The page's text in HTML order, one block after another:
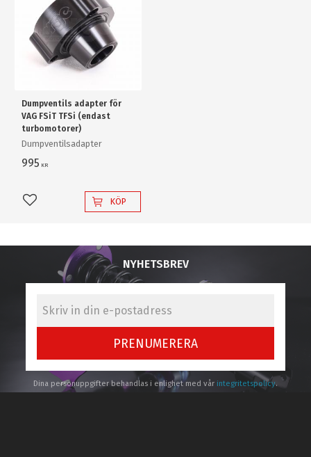
Dumpventils adapter för
VAG FSiT TFSi (endast
turbomotorer)
Dumpventilsadapter
995 KR
Lägg till i favoriter
KÖP
NYHETSBREV
PRENUMERERA
Dina personuppgifter behandlas i enlighet med vår integritetspolicy.